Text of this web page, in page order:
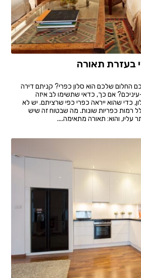
בעזרת תאורה
החלום שלכם הוא סלון כפרי? קניתם דירה
אם כך, כדאי שתשימו לב איזה
כדי שהוא ייראה כפרי כפי שרציתם. יש לא
רמות כפריות שונות. מה שבטוח זה שיש
עליו, והוא: תאורה מתאימה....